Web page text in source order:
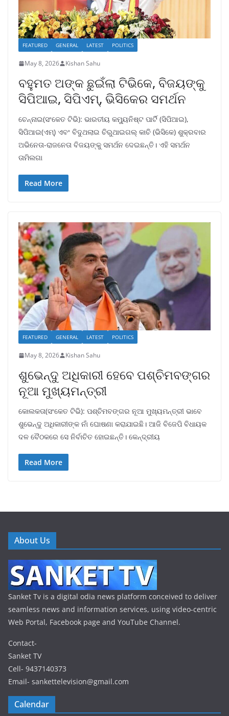
FEATURED GENERAL LATEST POLITICS
May 8, 2026 Kishan Sahu
ବହୁମତ ଅଙ୍କ ଛୁଇଁଲା ଟିଭିକେ, ବିଜୟଙ୍କୁ
ସିପିଆଇ, ସିପିଏମ୍, ଭିସିକେର ସମର୍ଥନ
ଚେନ୍ନାଇ(ସଂକେତ ଟିଭି): ଭାରତୀୟ କମ୍ୟୁନିଷ୍ଟ ପାର୍ଟି (ସିପିଆଇ),
ସିପିଆଇ(ଏମ୍) ଏବଂ ବିଦୁଥଲାଇ ଚିରୁଥାଇଗଲ୍ କାଚି (ଭିସିକେ) ଶୁକ୍ରବାର
ଅଭିନେତା-ରାଜନେତା ବିଜୟଙ୍କୁ ସମର୍ଥନ ଦେଇଛନ୍ତି। ଏହି ସମର୍ଥନ
ତାମିଲଗା
Read More
FEATURED GENERAL LATEST POLITICS
May 8, 2026 Kishan Sahu
ଶୁଭେନ୍ଦୁ ଅଧିକାରୀ ହେବେ ପଶ୍ଚିମବଙ୍ଗର
ନୂଆ ମୁଖ୍ୟମନ୍ତ୍ରୀ
କୋଲକତା(ସଂକେତ ଟିଭି): ପଶ୍ଚିମବଙ୍ଗର ନୂଆ ମୁଖ୍ୟମନ୍ତ୍ରୀ ଭାବେ
ଶୁଭେନ୍ଦୁ ଅଧିକାରୀଙ୍କ ନାଁ ଘୋଷଣା କରାଯାଇଛି। ଆଜି ବିଜେପି ବିଧାୟକ
ଦଳ ବୈଠକରେ ସେ ନିର୍ବାଚିତ ହୋଇଛନ୍ତି। କେନ୍ଦ୍ରୀୟ
Read More
About Us
Sanket Tv is a digital odia news platform conceived to deliver
seamless news and information services, using video-centric
Web Portal, Facebook page and YouTube Channel.
Contact-
Sanket TV
Cell- 9437140373
Email- sankettelevision@gmail.com
Calendar